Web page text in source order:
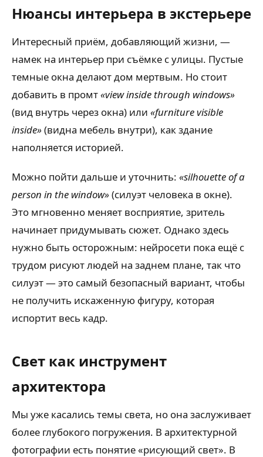
Нюансы интерьера в экстерьере
Интересный приём, добавляющий жизни, —
намек на интерьер при съёмке с улицы. Пустые
темные окна делают дом мертвым. Но стоит
добавить в промт«view inside through windows»
(вид внутрь через окна) или «furniture visible
inside»(видна мебель внутри), как здание
наполняется историей.
Можно пойти дальше и уточнить: «silhouette of a
person in the window»(силуэт человека в окне).
Это мгновенно меняет восприятие, зритель
начинает придумывать сюжет. Однако здесь
нужно быть осторожным: нейросети пока ещё с
трудом рисуют людей на заднем плане, так что
силуэт — это самый безопасный вариант, чтобы
не получить искаженную фигуру, которая
испортит весь кадр.
Свет как инструмент
архитектора
Мы уже касались темы света, но она заслуживает
более глубокого погружения. В архитектурной
фотографии есть понятие «рисующий свет». В